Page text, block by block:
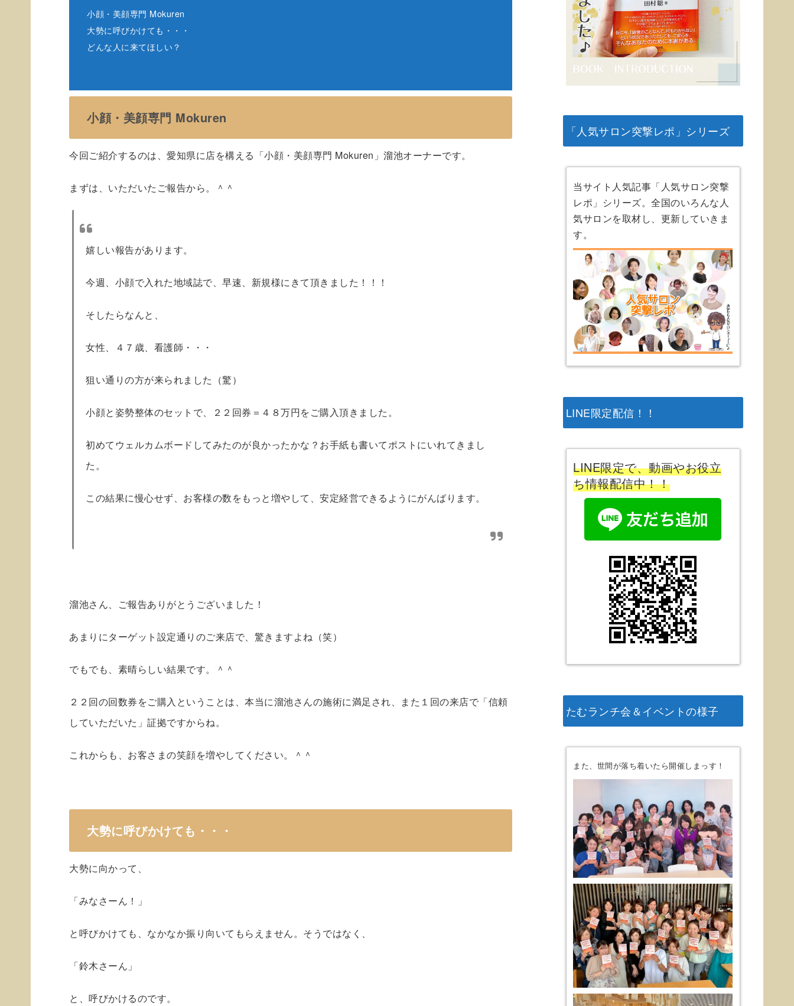
小顔・美顔専門 Mokuren
大勢に呼びかけても・・・
どんな人に来てほしい？
小顔・美顔専門 Mokuren
今回ご紹介するのは、愛知県に店を構える「小顔・美顔専門 Mokuren」溜池オーナーです。
まずは、いただいたご報告から。＾＾
嬉しい報告があります。
今週、小顔で入れた地域誌で、早速、新規様にきて頂きました！！！
そしたらなんと、
女性、４７歳、看護師・・・
狙い通りの方が来られました（驚）
小顔と姿勢整体のセットで、２２回券＝４８万円をご購入頂きました。
初めてウェルカムボードしてみたのが良かったかな？お手紙も書いてポストにいれてきまし
た。
この結果に慢心せず、お客様の数をもっと増やして、安定経営できるようにがんばります。
溜池さん、ご報告ありがとうございました！
あまりにターゲット設定通りのご来店で、驚きますよね（笑）
でもでも、素晴らしい結果です。＾＾
２２回の回数券をご購入ということは、本当に溜池さんの施術に満足され、また１回の来店で「信頼
していただいた」証拠ですからね。
これからも、お客さまの笑顔を増やしてください。＾＾
大勢に呼びかけても・・・
大勢に向かって、
「みなさーん！」
と呼びかけても、なかなか振り向いてもらえません。そうではなく、
「鈴木さーん」
と、呼びかけるのです。
「人気サロン突撃レポ」シリーズ
当サイト人気記事「人気サロン突撃
レポ」シリーズ。全国のいろんな人
気サロンを取材し、更新していきま
す。
LINE限定配信！！
LINE限定で、動画やお役立
ち情報配信中！！
たむランチ会＆イベントの様子
また、世間が落ち着いたら開催しまっす！